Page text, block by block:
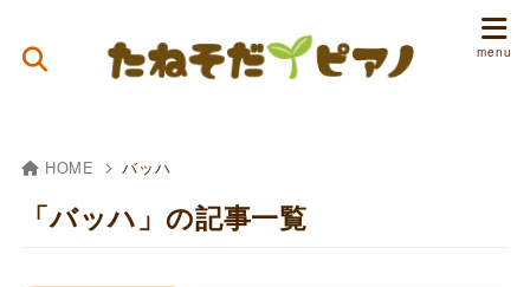
HOME バッハ
「バッハ」の記事一覧